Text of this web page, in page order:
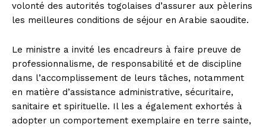
volonté des autorités togolaises d’assurer aux pèlerins
les meilleures conditions de séjour en Arabie saoudite.
Le ministre a invité les encadreurs à faire preuve de
professionnalisme, de responsabilité et de discipline
dans l’accomplissement de leurs tâches, notamment
en matière d’assistance administrative, sécuritaire,
sanitaire et spirituelle. Il les a également exhortés à
adopter un comportement exemplaire en terre sainte,